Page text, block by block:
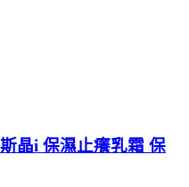
晶i 保濕止癢乳霜 保